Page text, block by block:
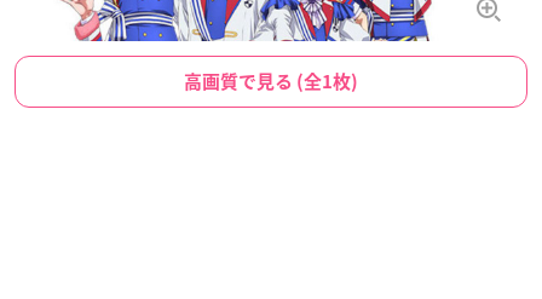
高画質で見る (全1枚)